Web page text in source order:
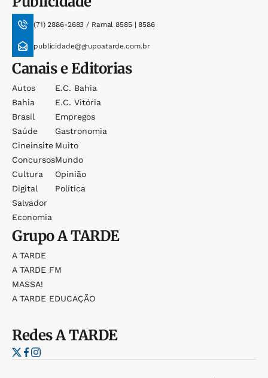
(71) 2886-2683 / Ramal 8585 | 8586
publicidade@grupoatarde.com.br
Canais e Editorias
Autos
Bahia
Brasil
Saúde
Cineinsite
Concursos
Cultura
Digital
Salvador
Economia
E.c. Bahia
E.c. Vitória
Empregos
Gastronomia
Muito
Mundo
Opinião
Política
GrupoA TARDE
A TARDE
A TARDE FM
MASSA!
A TARDE EDUCAÇÃO
RedesA TARDE